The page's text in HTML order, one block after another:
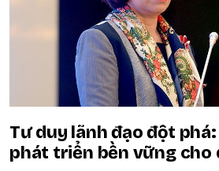
Tư duy lãnh đạo đột
phát triển bền vững cho